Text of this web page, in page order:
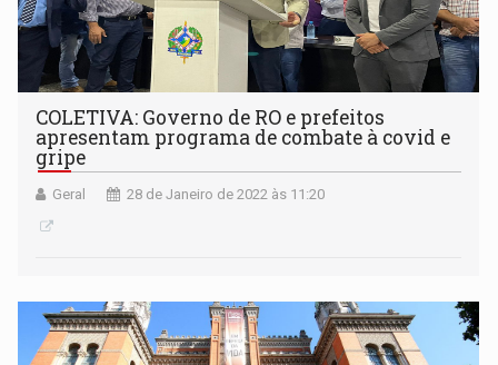
COLETIVA: Governo de RO e prefeitos
apresentam programa de combate à covid e
gripe
Geral 28 de Janeiro de 2022 às 11:20